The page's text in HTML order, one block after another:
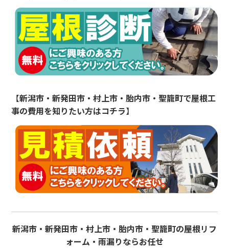
【新潟市・新発田市・村上市・胎内市・聖籠町で屋根工
事の費用を知りたい方はコチラ】
新潟市・新発田市・村上市・胎内市・聖籠町の屋根リフ
ォーム・雨漏りならお任せ